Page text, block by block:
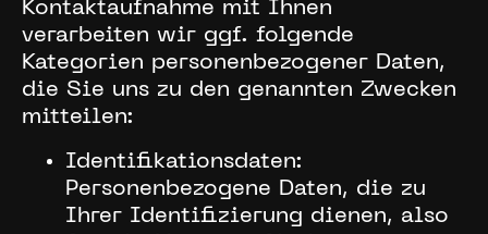
Kontaktaufnahme mit Ihnen
verarbeiten wir ggf. folgende
Kategorien personenbezogener Daten,
die Sie uns zu den genannten Zwecken
mitteilen:
Identifikationsdaten:
Personenbezogene Daten, die zu
Ihrer Identifizierung dienen, also